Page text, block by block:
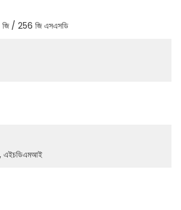
/ 256 জি এসএসডি
এইচডিএমআই